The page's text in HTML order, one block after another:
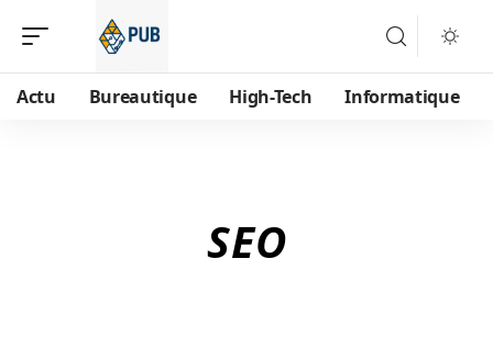
Actu Bureautique High-Tech Informatique
SEO